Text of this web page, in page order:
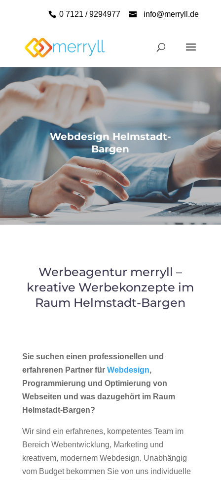
0 7121 / 9294977 info@merryll.de
Webdesign Helmstadt-
Bargen
Werbeagentur merryll –
kreative Werbekonzepte im
Raum Helmstadt-Bargen
Sie suchen einen professionellen und
erfahrenen Partner für Webdesign,
Programmierung und Optimierung von
Webseiten und was dazugehört im Raum
Helmstadt-Bargen?
Wir sind ein erfahrenes, kompetentes Team im
Bereich Webentwicklung, Marketing und
kreativem, modernem Webdesign. Unabhängig
vom Budget bekommen Sie von uns individuelle